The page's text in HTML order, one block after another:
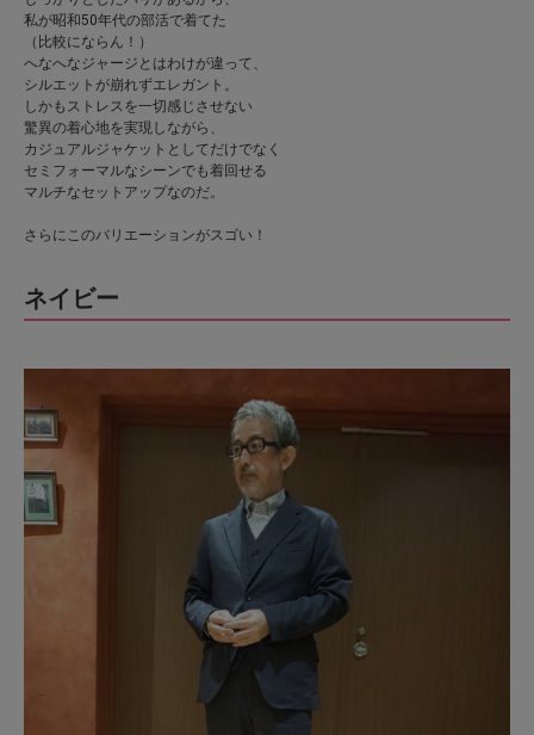
私が昭和50年代の部活で着てた
（比較にならん！）
へなへなジャージとはわけが違って、
シルエットが崩れずエレガント。
しかもストレスを一切感じさせない
驚異の着心地を実現しながら、
カジュアルジャケットとしてだけでなく
セミフォーマルなシーンでも着回せる
マルチなセットアップなのだ。
さらにこのバリエーションがスゴい！
ネイビー